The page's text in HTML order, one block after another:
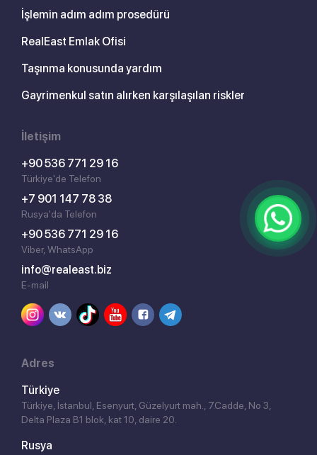
İşlemin adım adım prosedürü
RealEast Emlak Ofisi
Taşınma konusunda yardım
Gayrimenkul satın alırken karşılaşılan riskler
İletişim
+90 536 771 29 16
Türkiye'de Telefon
+7 901 147 78 38
Rusya'da Telefon
+90 536 771 29 16
Viber, WhatsApp
info@realeast.biz
E-mail
Adres
Türkiye
Türkiye, İstanbul, Esenyurt, Güzelyurt mah., 7.Cadde, No 3,
Delta Plaza B1 blok, kat 10, daire 20.
Rusya